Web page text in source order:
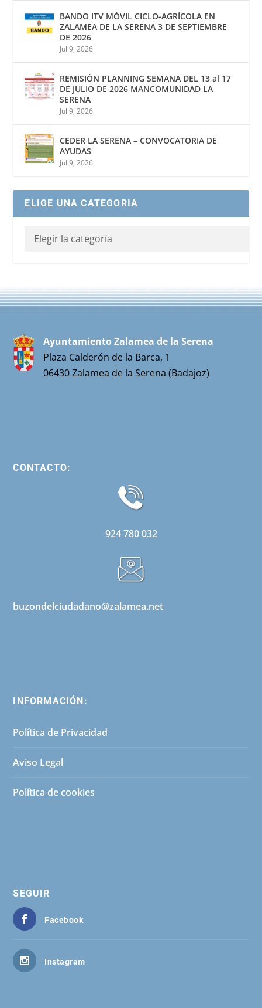
BANDO ITV MÓVIL CICLO-AGRÍCOLA EN
ZALAMEA DE LA SERENA 3 DE SEPTIEMBRE
DE 2026
Jul 9, 2026
REMISIÓN PLANNING SEMANA DEL 13 al 17
DE JULIO DE 2026 MANCOMUNIDAD LA
SERENA
Jul 9, 2026
CEDER LA SERENA – CONVOCATORIA DE
AYUDAS
Jul 9, 2026
ELIGE UNA CATEGORIA
Ayuntamiento Zalamea de la Serena
Plaza Calderón de la Barca, 1
06430 Zalamea de la Serena (Badajoz)
CONTACTO:
924 780 032
buzondelciudadano@zalamea.net
INFORMACIÓN:
Política de Privacidad
Aviso Legal
Política de cookies
SEGUIR
Facebook
Instagram